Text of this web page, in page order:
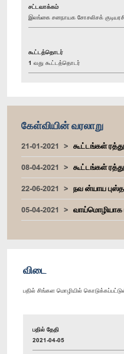
சட்டவாக்கம்
இலங்கை சனநாயக சோசலிசக்
கூட்டத்தொடர்
1 வது கூட்டத்தொடர்
கேள்வியின் வரலாறு
21-01-2021
கூட்டங்கள்
08-04-2021
கூட்டங்கள்
22-06-2021
நவ ன்யாய
05-04-2021
வாய்மொழியாக
விடை
பதில் சிங்கள மொழியில்
பதில் தேதி
2021-04-05